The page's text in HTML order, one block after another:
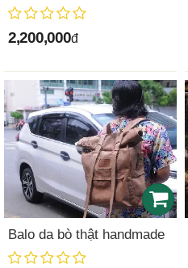
2,200,000đ
Balo da bò thật handmade